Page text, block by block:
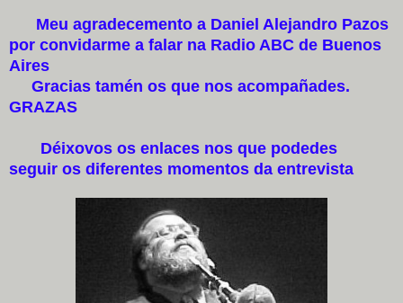
Meu agradecemento a Daniel Alejandro Pazos
por convidarme a falar na Radio ABC de Buenos
Aires
Gracias tamén os que nos acompañades.
GRAZAS
Déixovos os enlaces nos que podedes
seguir os diferentes momentos da entrevista